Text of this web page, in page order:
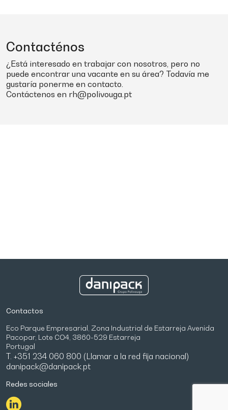
Contacténos
¿Está interesado en trabajar con nosotros, pero no
puede encontrar una vacante en su área? Todavía me
gustaría ponerme en contacto.
Contáctenos en rh@polivouga.pt
Contactos
Eco Parque Empresarial, Zona Industrial de Estarreja Avenida
Pacopar, Lote CO4, 3860-529 Estarreja
Portugal
T. +351 234 060 800 (Llamar a la red fija nacional)
danipack@danipack.pt
Redes sociales